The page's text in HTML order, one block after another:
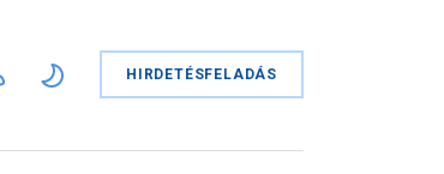
HIRDETÉSFELADÁS